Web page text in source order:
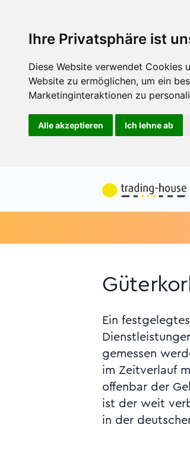
Ihre Privatsphäre ist
Diese Website verwendet Cookies
Website zu ermöglichen, um ein
Marketinginteraktionen zu
Alle akzeptieren Ich lehne ab
Ein
gemessen
im Zeitverlauf
offenbar der
ist der weit
in der
auch bei der EZB
"Waren"